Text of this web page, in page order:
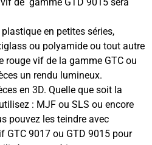
en petites séries,
ou polyamide ou tout autre
rouge vif de la gamme GTC ou
un rendu lumineux.
en 3D. Quelle que soit la
: MJF ou SLS ou encore
pouvez les teindre avec
GTC 9017 ou GTD 9015 pour